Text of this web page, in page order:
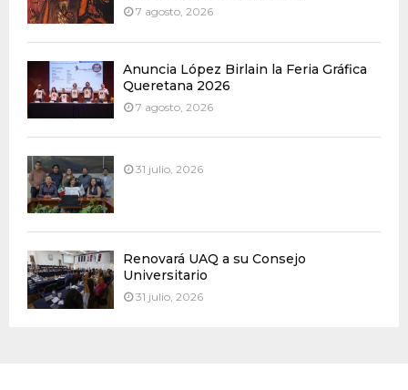
7 agosto, 2026
Anuncia López Birlain la Feria Gráfica
Queretana 2026
7 agosto, 2026
31 julio, 2026
Renovará UAQ a su Consejo
Universitario
31 julio, 2026